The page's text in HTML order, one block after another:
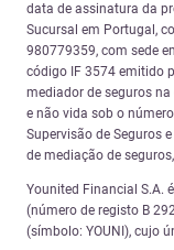
data de assinatura da
Sucursal em Portugal,
980779359, com sede
código IF 3574 emitido
mediador de seguros
e não vida sob o
Supervisão de Seguros
de mediação de
Younited Financial S.A.
(número de registo B
(símbolo: YOUNI), cujo